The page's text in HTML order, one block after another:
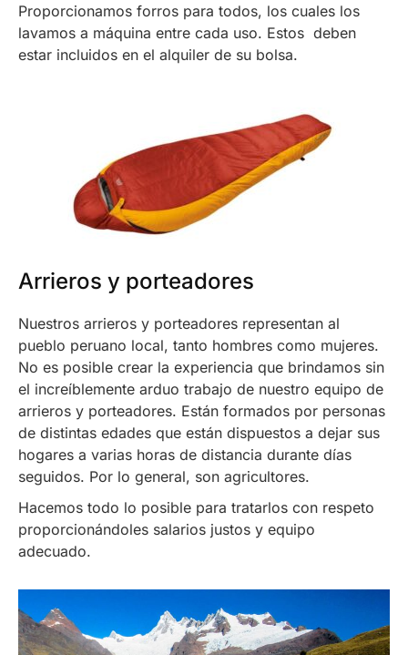
Proporcionamos forros para todos, los cuales los
lavamos a máquina entre cada uso. Estos deben
estar incluidos en el alquiler de su bolsa.
Arrieros y porteadores
Nuestros arrieros y porteadores representan al
pueblo peruano local, tanto hombres como mujeres.
No es posible crear la experiencia que brindamos sin
el increíblemente arduo trabajo de nuestro equipo de
arrieros y porteadores. Están formados por personas
de distintas edades que están dispuestos a dejar sus
hogares a varias horas de distancia durante días
seguidos. Por lo general, son agricultores.
Hacemos todo lo posible para tratarlos con respeto
proporcionándoles salarios justos y equipo
adecuado.